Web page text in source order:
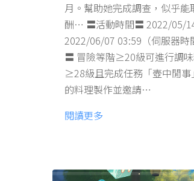
月。幫助她完成調查，似乎能
酬… 〓活動時間〓 2022/05/
2022/06/07 03:59（伺服器時
〓 冒險等階≥20級可進行調
≥28級且完成任務「壺中閒事
的料理製作並邀請…
閱讀更多